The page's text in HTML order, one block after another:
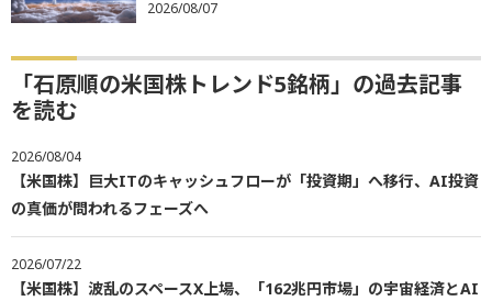
2026/08/07
「石原順の米国株トレンド5銘柄」の過去記事
を読む
2026/08/04
【米国株】巨大ITのキャッシュフローが「投資期」へ移行、AI投資
の真価が問われるフェーズへ
2026/07/22
【米国株】波乱のスペースX上場、「162兆円市場」の宇宙経済とAI